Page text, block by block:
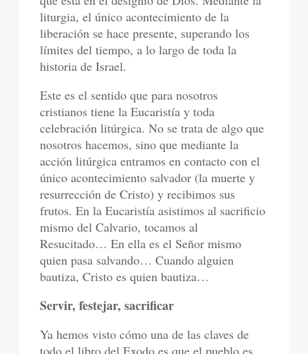
liturgia, el único acontecimiento de la
liberación se hace presente, superando los
límites del tiempo, a lo largo de toda la
historia de Israel.
Este es el sentido que para nosotros
cristianos tiene la Eucaristía y toda
celebración litúrgica. No se trata de algo que
nosotros hacemos, sino que mediante la
acción litúrgica entramos en contacto con el
único acontecimiento salvador (la muerte y
resurrección de Cristo) y recibimos sus
frutos. En la Eucaristía asistimos al sacrificio
mismo del Calvario, tocamos al
Resucitado… En ella es el Señor mismo
quien pasa salvando… Cuando alguien
bautiza, Cristo es quien bautiza…
Servir, festejar, sacrificar
Ya hemos visto cómo una de las claves de
todo el libro del Exodo es que el pueblo es